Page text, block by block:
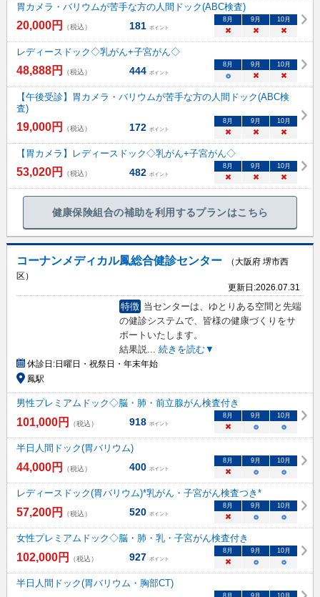
胃カメラ・バリウムが苦手な方の人間ドック(ABC検査)
20,000円 （税込） 181 ポイント
8 月 9 月 10月
× × ×
レディースドック◇乳がん+子宮がん◇
48,888円 （税込） 444 ポイント
8 月 9 月 10月
○ × ×
【午後受診】胃カメラ・バリウムが苦手な方の人間ドック(ABC検
査)
19,000円 （税込） 172 ポイント
8 月 9 月 10月
× × ×
【胃カメラ】レディースドック◇乳がん+子宮がん◇
53,020円 （税込） 482 ポイント
8 月 9 月 10月
× × ×
健康保険組合の補助を利用するプランはこちら
コーナンメディカル鳳総合健診センター
（大阪府 堺市西
区）
更新日:2026.07.31
特徴 当センターは、ゆとりある空間と先端
の健診システムで、皆様の健康づくりをサ
ポートいたします。
結果説... 続きを読む▼
休診日:日曜日・祝祭日・年末年始
鳳駅
男性プレミアムドック◇脳・肺・前立腺がん検査付き
101,000円 （税込） 918 ポイント
8月 9月 10月
× ○ ○
半日人間ドック(胃バリウム)
44,000円 （税込） 400 ポイント
8月 9月 10月
× ○ ○
レディースドック(胃バリウム)*乳がん・子宮がん検査つき*
57,200円 （税込） 520 ポイント
8月 9月 10月
× ○ ○
女性プレミアムドック◇脳・肺・乳・子宮がん検査付き
102,000円 （税込） 927 ポイント
8月 9月 10月
× ○ ○
半日人間ドック(胃バリウム・胸部CT)